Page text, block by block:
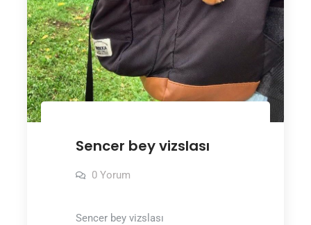
Sencer bey vizslası
0 Yorum
Sencer bey vizslası